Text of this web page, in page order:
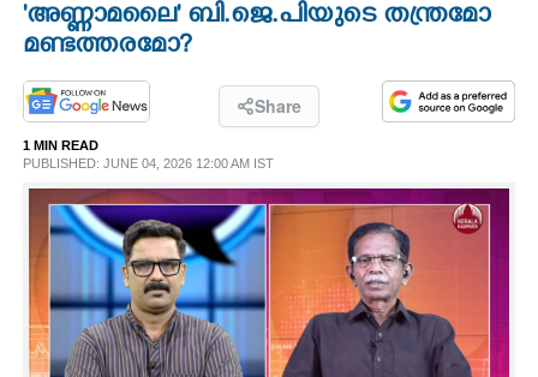
LIFESTYLE
SPIRITUAL
INFO+
'അണ്ണാമലൈ' ബി.ജെ.പിയുടെ തന്ത്രമോ
മണ്ടത്തരമോ?
Share
1 MIN READ
PUBLISHED: JUNE 04, 2026 12:00 AM IST